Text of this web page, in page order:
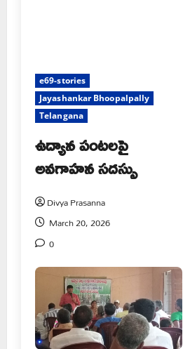
e69-stories
Jayashankar Bhoopalpally
Telangana
ఉద్యాన పంటలపై
అవగాహన సదస్సు
Divya Prasanna
March 20, 2026
0